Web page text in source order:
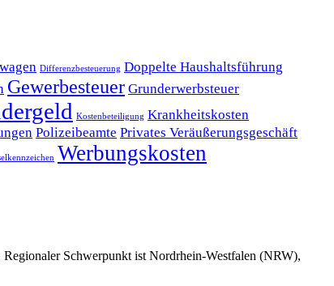
Differenzbesteuerung Doppelte Haushaltsführung
Gewerbesteuer Grunderwerbsteuer
Kostenbeteiligung Krankheitskosten
Polizeibeamte Privates Veräußerungsgeschäft
Werbungskosten
Regionaler Schwerpunkt ist Nordrhein-Westfalen (NRW),